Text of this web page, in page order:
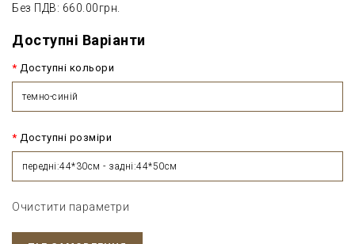
Без ПДВ: 660.00грн.
Доступні Варіанти
Доступні кольори
темно-синій
Доступні розміри
передні:44*30см - задні:44*50см
Очистити параметри